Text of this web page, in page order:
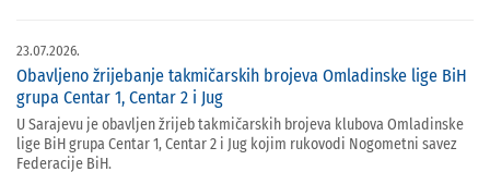
23.07.2026.
Obavljeno žrijebanje takmičarskih brojeva Omladinske lige BiH
grupa Centar 1, Centar 2 i Jug
U Sarajevu je obavljen žrijeb takmičarskih brojeva klubova Omladinske
lige BiH grupa Centar 1, Centar 2 i Jug kojim rukovodi Nogometni savez
Federacije BiH.